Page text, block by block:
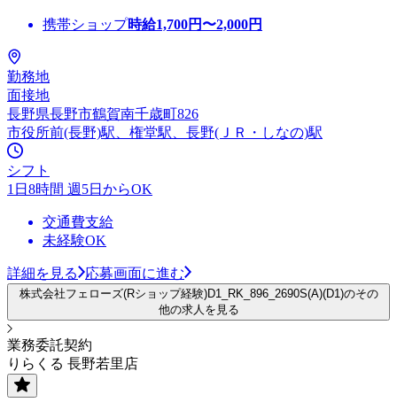
携帯ショップ時給1,700円〜2,000円
勤務地
面接地
長野県長野市鶴賀南千歳町826
市役所前(長野)駅、権堂駅、長野(ＪＲ・しなの)駅
シフト
1日8時間 週5日からOK
交通費支給
未経験OK
詳細を見る 応募画面に進む
株式会社フェローズ(Rショップ経験)D1_RK_896_2690S(A)(D1)のその
他の求人を見る
業務委託契約
りらくる 長野若里店